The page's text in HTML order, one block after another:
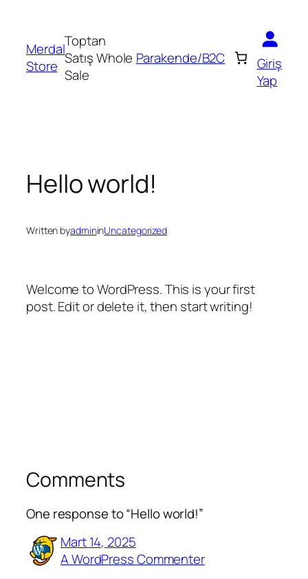
Merdal
Store
Toptan
Satış Whole
Sale
Parakende/B2C
Giriş
Yap
Hello world!
Written byadmininUncategorized
Welcome to WordPress. This is your first
post. Edit or delete it, then start writing!
Comments
One response to “Hello world!”
Mart 14, 2025
A WordPress Commenter